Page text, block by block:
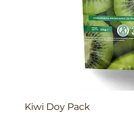
Kiwi Doy Pack